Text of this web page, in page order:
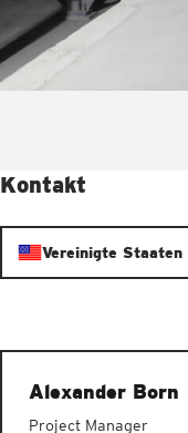
Kontakt
Vereinigte Staaten
Alexander Born
Project Manager